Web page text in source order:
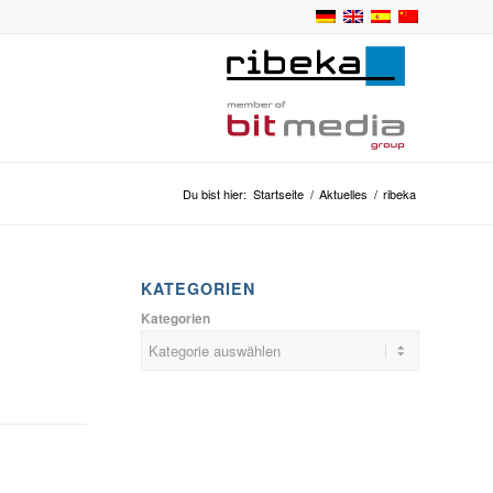
Du bist hier: Startseite / Aktuelles / ribeka
KATEGORIEN
Kategorien